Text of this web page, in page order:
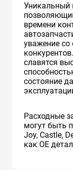
Уникальный
времени
уважение со
славятся
состояние
Расходные
могут быть
Joy, Castle,
как ОЕ